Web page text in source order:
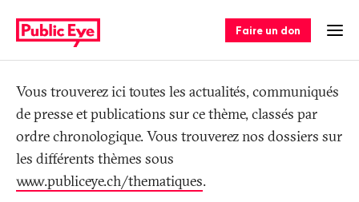
sur
publiceye.ch
rapide
Faire un don
TagVous trouverez ici toutes les actualités, communiqués
de presse et publications sur ce thème, classés par
ordre chronologique. Vous trouverez nos dossiers sur
les différents thèmes sous
www.publiceye.ch/thematiques.